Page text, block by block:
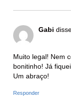
Gabi
Muito legal! Nem
bonitinho! Já
Um abraço!
Responder